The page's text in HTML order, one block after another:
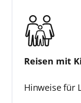
Reisen mit
Hinweise für